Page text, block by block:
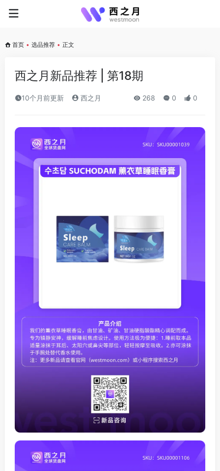
首页 • 选品推荐 • 正文
西之月新品推荐 | 第18期
10个月前更新 西之月 268 0 0